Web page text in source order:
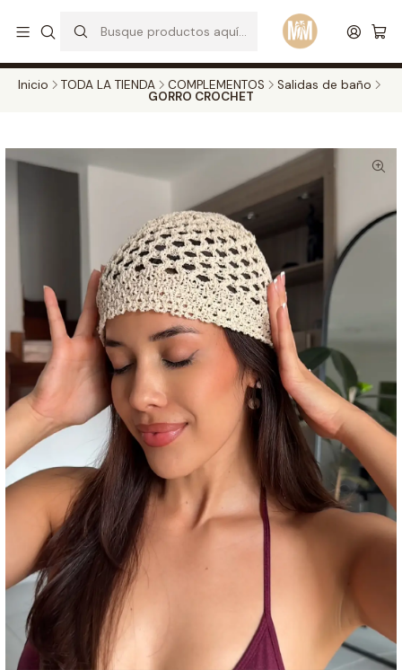
Envios a todo el pais. Opcion EXPRESS en Medellin y Bogota Leer más
Inicio TODA LA TIENDA COMPLEMENTOS Salidas de baño
GORRO CROCHET